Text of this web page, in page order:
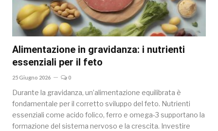
Alimentazione in gravidanza: i nutrienti
essenziali per il feto
25 Giugno 2026 0
Durante la gravidanza, un’alimentazione equilibrata è
fondamentale per il corretto sviluppo del feto. Nutrienti
essenziali come acido folico, ferro e omega-3 supportano la
formazione del sistema nervoso e la crescita. Investire